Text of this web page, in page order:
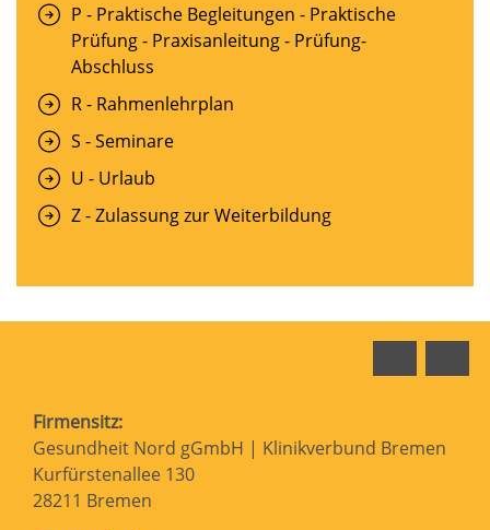
P - Praktische Begleitungen - Praktische
Prüfung - Praxisanleitung - Prüfung-
Abschluss
R - Rahmenlehrplan
S - Seminare
U - Urlaub
Z - Zulassung zur Weiterbildung
Firmensitz:
Gesundheit Nord gGmbH | Klinikverbund Bremen
Kurfürstenallee 130
28211 Bremen